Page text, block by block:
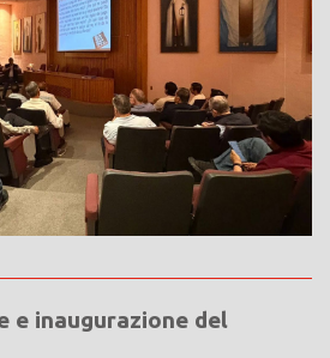
e inaugurazione del